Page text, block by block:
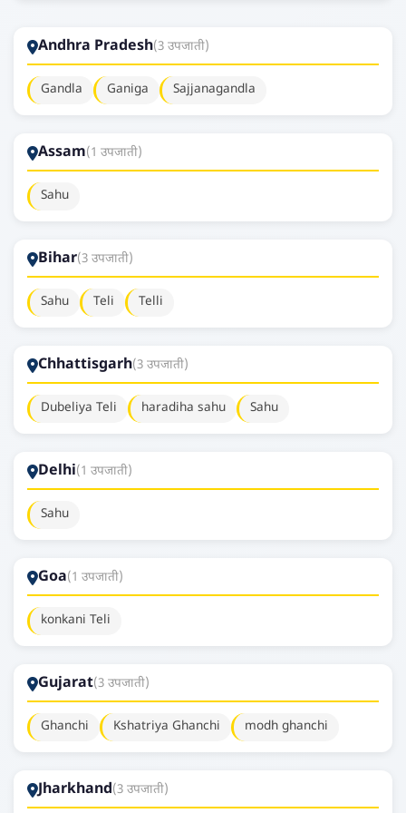
Andhra Pradesh(3 उपजाती)
Gandla Ganiga Sajjanagandla
Assam(1 उपजाती)
Sahu
Bihar(3 उपजाती)
Sahu Teli Telli
Chhattisgarh(3 उपजाती)
Dubeliya Teli haradiha sahu Sahu
Delhi(1 उपजाती)
Sahu
Goa(1 उपजाती)
konkani Teli
Gujarat(3 उपजाती)
Ghanchi Kshatriya Ghanchi modh ghanchi
Jharkhand(3 उपजाती)